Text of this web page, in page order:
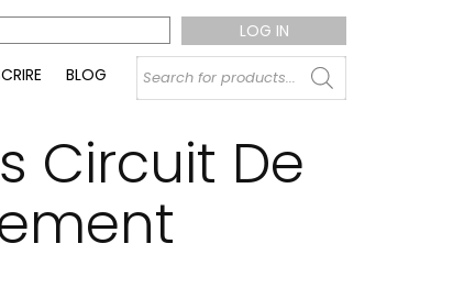
BLOG Products
search
Circuit De